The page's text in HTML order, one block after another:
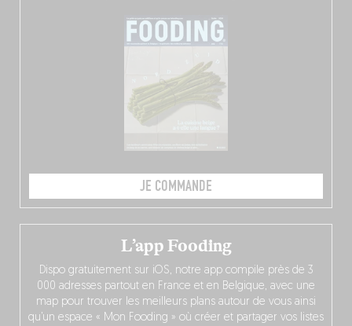
JE COMMANDE
L’app Fooding
Dispo gratuitement sur iOS, notre app compile près de 3
000 adresses partout en France et en Belgique, avec une
map pour trouver les meilleurs plans autour de vous ainsi
qu’un espace « Mon Fooding » où créer et partager vos listes